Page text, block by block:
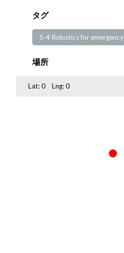
タグ
5-4 Robotics for emergency
場所
Lat:0 Lng:0